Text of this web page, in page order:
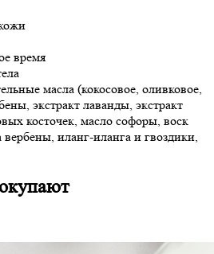
время
масла (кокосовое, оливковое,
экстракт лаванды, экстракт
косточек, масло софоры, воск
иланг-иланга и гвоздики,